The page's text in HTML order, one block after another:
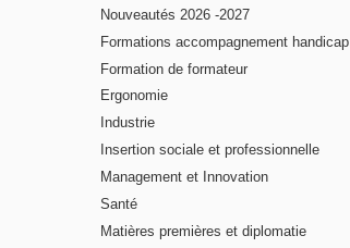
Nouveautés 2026 -2027
Formations accompagnement handicap
Formation de formateur
Ergonomie
Industrie
Insertion sociale et professionnelle
Management et Innovation
Santé
Matières premières et diplomatie